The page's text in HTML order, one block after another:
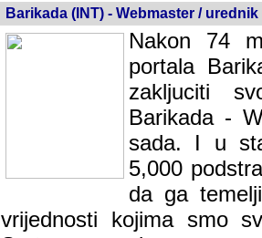
Barikada (INT) - Webmaster / urednik
Nakon 74
portala
zakljuciti
Barikada -
sada. I u
5,000
da ga
vrijednosti kojima smo